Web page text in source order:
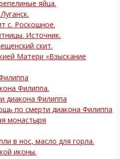
яйца.
с. Роскошное.
Источник.
скит.
Матери «Взыскание
Филиппа.
диакона Филиппа
по смерти диакона Филиппа
монастыря
в нос, масло для горла.
иконы.